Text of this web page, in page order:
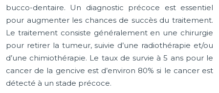
bucco-dentaire. Un diagnostic précoce est essentiel
pour augmenter les chances de succès du traitement.
Le traitement consiste généralement en une chirurgie
pour retirer la tumeur, suivie d’une radiothérapie et/ou
d’une chimiothérapie. Le taux de survie à 5 ans pour le
cancer de la gencive est d’environ 80% si le cancer est
détecté à un stade précoce.